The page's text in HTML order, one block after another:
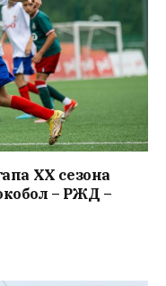
XX сезона
– РЖД –